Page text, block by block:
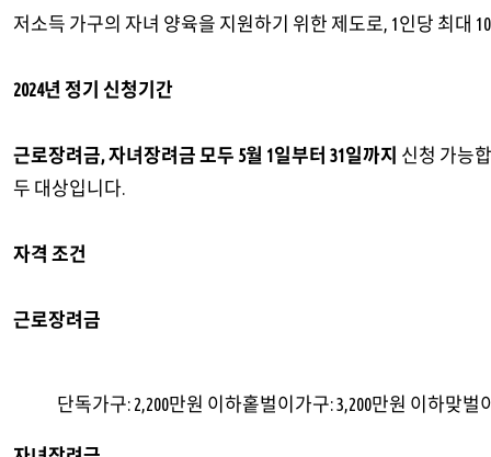
저소득 가구의 자녀 양육을 지원하기 위한 제도로, 1인당 최대
2024년 정기 신청기간
근로장려금, 자녀장려금 모두 5월 1일부터 31일까지 신청 가능
두 대상입니다.
자격 조건
근로장려금
단독가구: 2,200만원 이하홑벌이가구: 3,200만원 이하맞벌